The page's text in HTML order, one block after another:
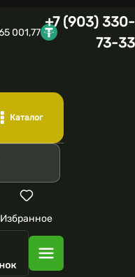
001,77
+7 (903) 330-
73-33
Каталог
Избранное